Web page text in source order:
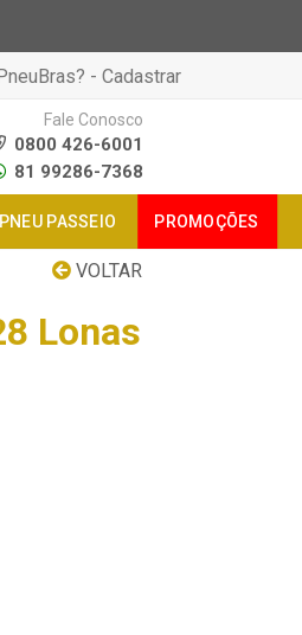
- Cadastrar
Fale Conosco
0800 426-6001
81 99286-7368
PNEU PASSEIO PROMOÇÕES
VOLTAR
Lonas